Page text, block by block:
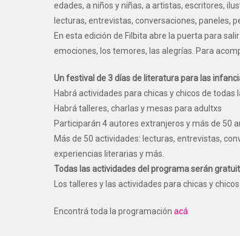
edades, a niños y niñas, a artistas, escritores,
lecturas, entrevistas, conversaciones, paneles,
En esta edición de Filbita abre la puerta para
emociones, los temores, las alegrías. Para
Un festival de 3 días de literatura para las
Habrá actividades para chicas y chicos de todas
Habrá talleres, charlas y mesas para adultxs
Participarán 4 autores extranjeros y más de 50
Más de 50 actividades: lecturas, entrevistas,
experiencias literarias y más.
Todas las actividades del programa serán
Los talleres y las actividades para chicas y
Encontrá toda la programación acá